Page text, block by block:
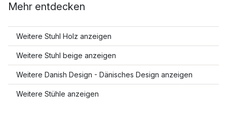
Mehr entdecken
Weitere Stuhl Holz anzeigen
Weitere Stuhl beige anzeigen
Weitere Danish Design - Dänisches Design anzeigen
Weitere Stühle anzeigen